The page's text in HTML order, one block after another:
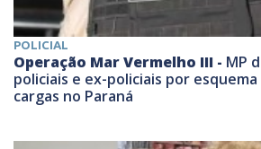
POLICIAL
Operação Mar Vermelho III - MP
policiais e ex-policiais por
cargas no Paraná